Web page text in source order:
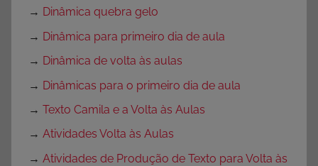
→ Dinâmica quebra gelo
→ Dinâmica para primeiro dia de aula
→ Dinâmica de volta às aulas
→ Dinâmicas para o primeiro dia de aula
→ Texto Camila e a Volta às Aulas
→ Atividades Volta às Aulas
→ Atividades de Produção de Texto para Volta às